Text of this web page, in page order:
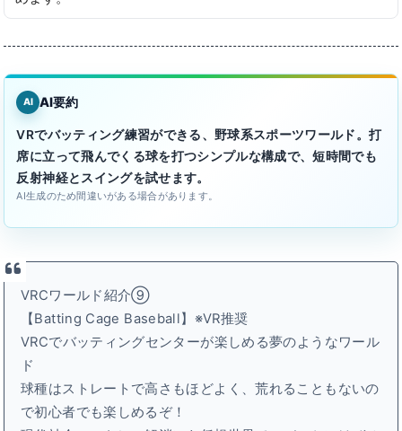
AI AI要約
VRでバッティング練習ができる、野球系スポーツワールド。打
席に立って飛んでくる球を打つシンプルな構成で、短時間でも
反射神経とスイングを試せます。
AI生成のため間違いがある場合があります。
VRCワールド紹介⑨
【Batting Cage Baseball】※VR推奨
VRCでバッティングセンターが楽しめる夢のようなワール
ド
球種はストレートで高さもほどよく、荒れることもないの
で初心者でも楽しめるぞ！